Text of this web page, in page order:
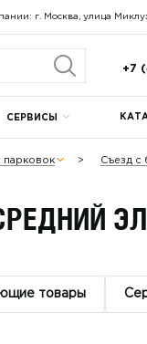
г. Москва, улица
+7
СЕРВИСЫ
парковок Съезд с
товары